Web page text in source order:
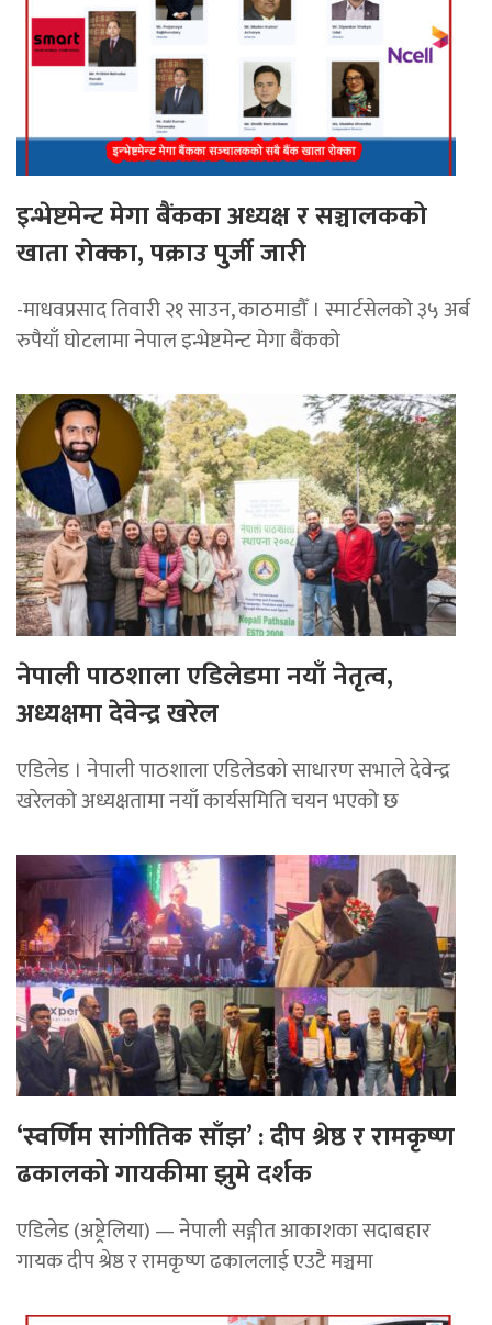
इन्भेष्टमेन्ट मेगा बैंकका अध्यक्ष र सञ्चालकको
खाता रोक्का, पक्राउ पुर्जी जारी
-माधवप्रसाद तिवारी २१ साउन, काठमाडौँ । स्मार्टसेलको ३५ अर्ब
रुपैयाँ घोटलामा नेपाल इन्भेष्टमेन्ट मेगा बैंकको
नेपाली पाठशाला एडिलेडमा नयाँ नेतृत्व,
अध्यक्षमा देवेन्द्र खरेल
एडिलेड । नेपाली पाठशाला एडिलेडको साधारण सभाले देवेन्द्र
खरेलको अध्यक्षतामा नयाँ कार्यसमिति चयन भएको छ
‘स्वर्णिम सांगीतिक साँझ’ : दीप श्रेष्ठ र रामकृष्ण
ढकालको गायकीमा झुमे दर्शक
एडिलेड (अष्ट्रेलिया) — नेपाली सङ्गीत आकाशका सदाबहार
गायक दीप श्रेष्ठ र रामकृष्ण ढकाललाई एउटै मञ्चमा